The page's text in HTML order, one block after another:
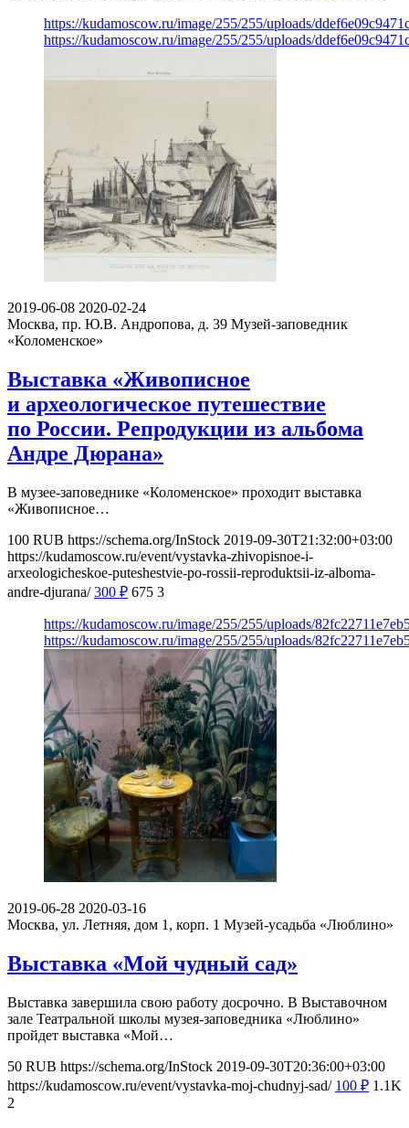
https://kudamoscow.ru/image/255/255/uploads/
https://kudamoscow.ru/image/255/255/uploads/
2019-06-08 2020-02-24
Москва, пр. Ю.В. Андропова, д. 39 Музей-заповедник
«Коломенское»
Выставка «Живописное
и археологическое путешествие
по России. Репродукции из альбома
Андре Дюрана»
В музее-заповеднике «Коломенское» проходит выставка
«Живописное…
100 RUB https://schema.org/InStock 2019-09-30T21:32:00+03:00
https://kudamoscow.ru/event/vystavka-zhivopisnoe-i-
arxeologicheskoe-puteshestvie-po-rossii-reproduktsii-iz-alboma-
andre-djurana/ 300 ₽ 675 3
https://kudamoscow.ru/image/255/255/uploads/
https://kudamoscow.ru/image/255/255/uploads/
2019-06-28 2020-03-16
Москва, ул. Летняя, дом 1, корп. 1 Музей-усадьба «Люблино»
Выставка «Мой чудный сад»
Выставка завершила свою работу досрочно. В Выставочном
зале Театральной школы музея-заповедника «Люблино»
пройдет выставка «Мой…
50 RUB https://schema.org/InStock 2019-09-30T20:36:00+03:00
https://kudamoscow.ru/event/vystavka-moj-chudnyj-sad/ 100 ₽ 1.1K
2